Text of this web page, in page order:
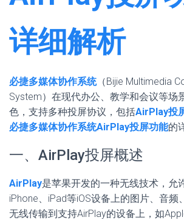
详细解析
必捷多媒体协作系统（Bijie Multimedia
System）在现代办公、教学和会议等场
色，支持多种投屏协议，包括AirPlay投
必捷多媒体协作系统AirPlay投屏功能的
一、AirPlay投屏概述
AirPlay是苹果开发的一种无线技术，允
iPhone、iPad等iOS设备上的图片、音频
无线传输到支持AirPlay的设备上，如